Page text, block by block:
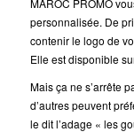
personnalisée. De
contenir le logo de
Elle est disponible
Mais ça ne s’arrête
d’autres peuvent
le dit l’adage « les